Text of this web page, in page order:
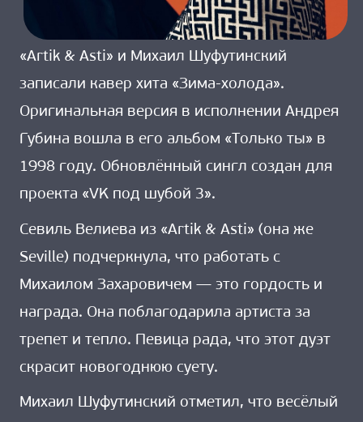
«Artik & Asti» и Михаил Шуфутинский
записали кавер хита «Зима-холода».
Оригинальная версия в исполнении Андрея
Губина вошла в его альбом «Только ты» в
1998 году. Обновлённый сингл создан для
проекта «VK под шубой 3».
Севиль Велиева из «Artik & Asti» (она же
Seville) подчеркнула, что работать с
Михаилом Захаровичем — это гордость и
награда. Она поблагодарила артиста за
трепет и тепло. Певица рада, что этот дуэт
скрасит новогоднюю суету.
Михаил Шуфутинский отметил, что весёлый